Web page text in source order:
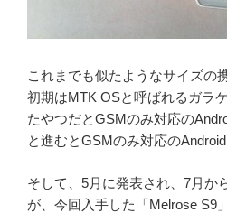
これまでも似たようなサイズの
初期はMTK OSと呼ばれるガラ
たやつだとGSMのみ対応の
と進むとGSMのみ対応のAndroid
そして、5月に発表され、7月か
が、今回入手した「Melrose S9